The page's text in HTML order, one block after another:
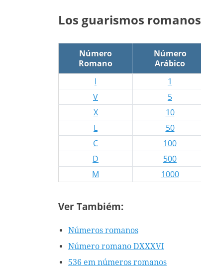
Los guarismos romanos
Número
Romano
Número
Arábico
I
1
V
5
X
10
L
50
C
100
D
500
M
1000
Ver Tambiém:
Números romanos
Número romano DXXXVI
536 em números romanos